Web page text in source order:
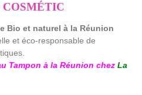
COSMÉTIC
Bio et naturel à la Réunion
et éco-responsable de
Tampon à la Réunion chez La